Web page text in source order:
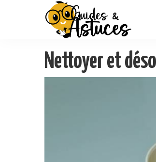
Nettoyer et